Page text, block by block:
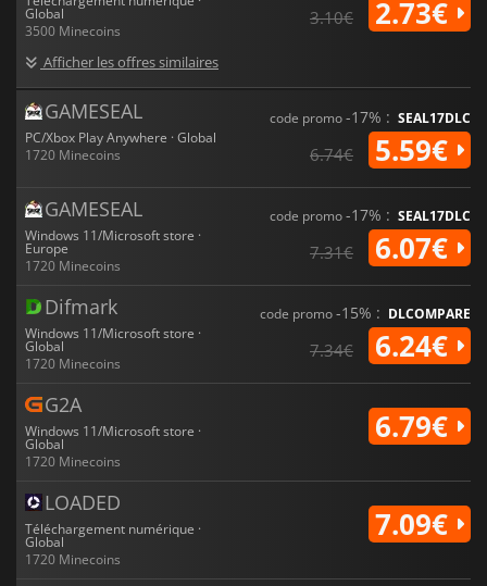
Global
3500 Minecoins
Afficher les offres similaires
3.10€ 2.73€
GAMESEAL
PC/Xbox Play Anywhere · Global
1720 Minecoins
code promo-17% : SEAL17DLC
6.74€ 5.59€
GAMESEAL
Windows 11/Microsoft store ·
Europe
1720 Minecoins
code promo-17% : SEAL17DLC
7.31€ 6.07€
Difmark
Windows 11/Microsoft store ·
Global
1720 Minecoins
code promo-15% : DLCOMPARE
7.34€ 6.24€
G2A
Windows 11/Microsoft store ·
Global
1720 Minecoins
6.79€
LOADED
Téléchargement numérique ·
Global
1720 Minecoins
7.09€